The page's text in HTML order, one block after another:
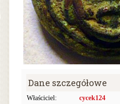
Dane szczegółowe
Właściciel:
cycek124